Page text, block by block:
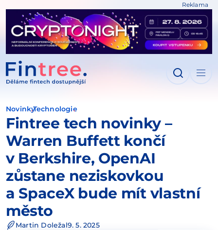
Reklama
NovinkyTechnologie
Fintree tech novinky –
Warren Buffett končí
v Berkshire, OpenAI
zůstane neziskovkou
a SpaceX bude mít vlastní
město
Martin Doležal9. 5. 2025